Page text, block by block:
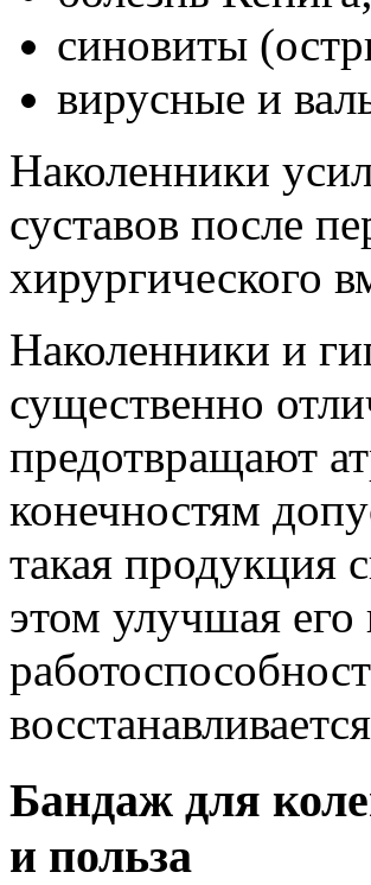
синовиты
вирусные и
Наколенники
суставов после
хирургического
Наколенники и
существенно
предотвращают
конечностям
такая продукция
этом улучшая его
Бандаж для
и польза